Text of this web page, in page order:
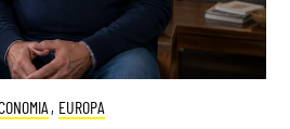
, EUROPA